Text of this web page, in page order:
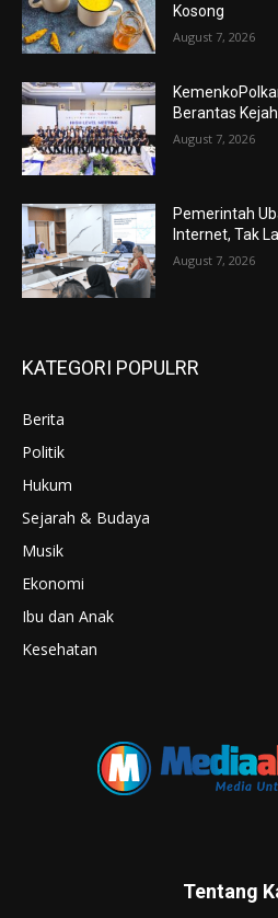
Kosong
August 7, 2026
Berantas
August 7, 2026
Pemerintah
Internet, Tak
August 7, 2026
KATEGORI POPULRR
Berita
Politik
Hukum
Sejarah & Budaya
Musik
Ekonomi
Ibu dan Anak
Kesehatan
Tentang